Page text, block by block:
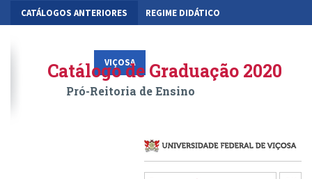
CATÁLOGOS ANTERIORES REGIME DIDÁTICO
VIÇOSA RIO PARANAÍBA FLORESTAL
Catálogo de Graduação 2020
Pró-Reitoria de Ensino